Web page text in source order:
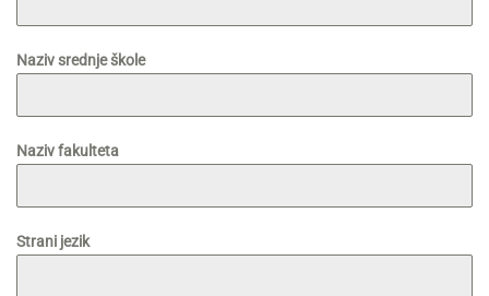
Naziv srednje škole
Naziv fakulteta
Strani jezik